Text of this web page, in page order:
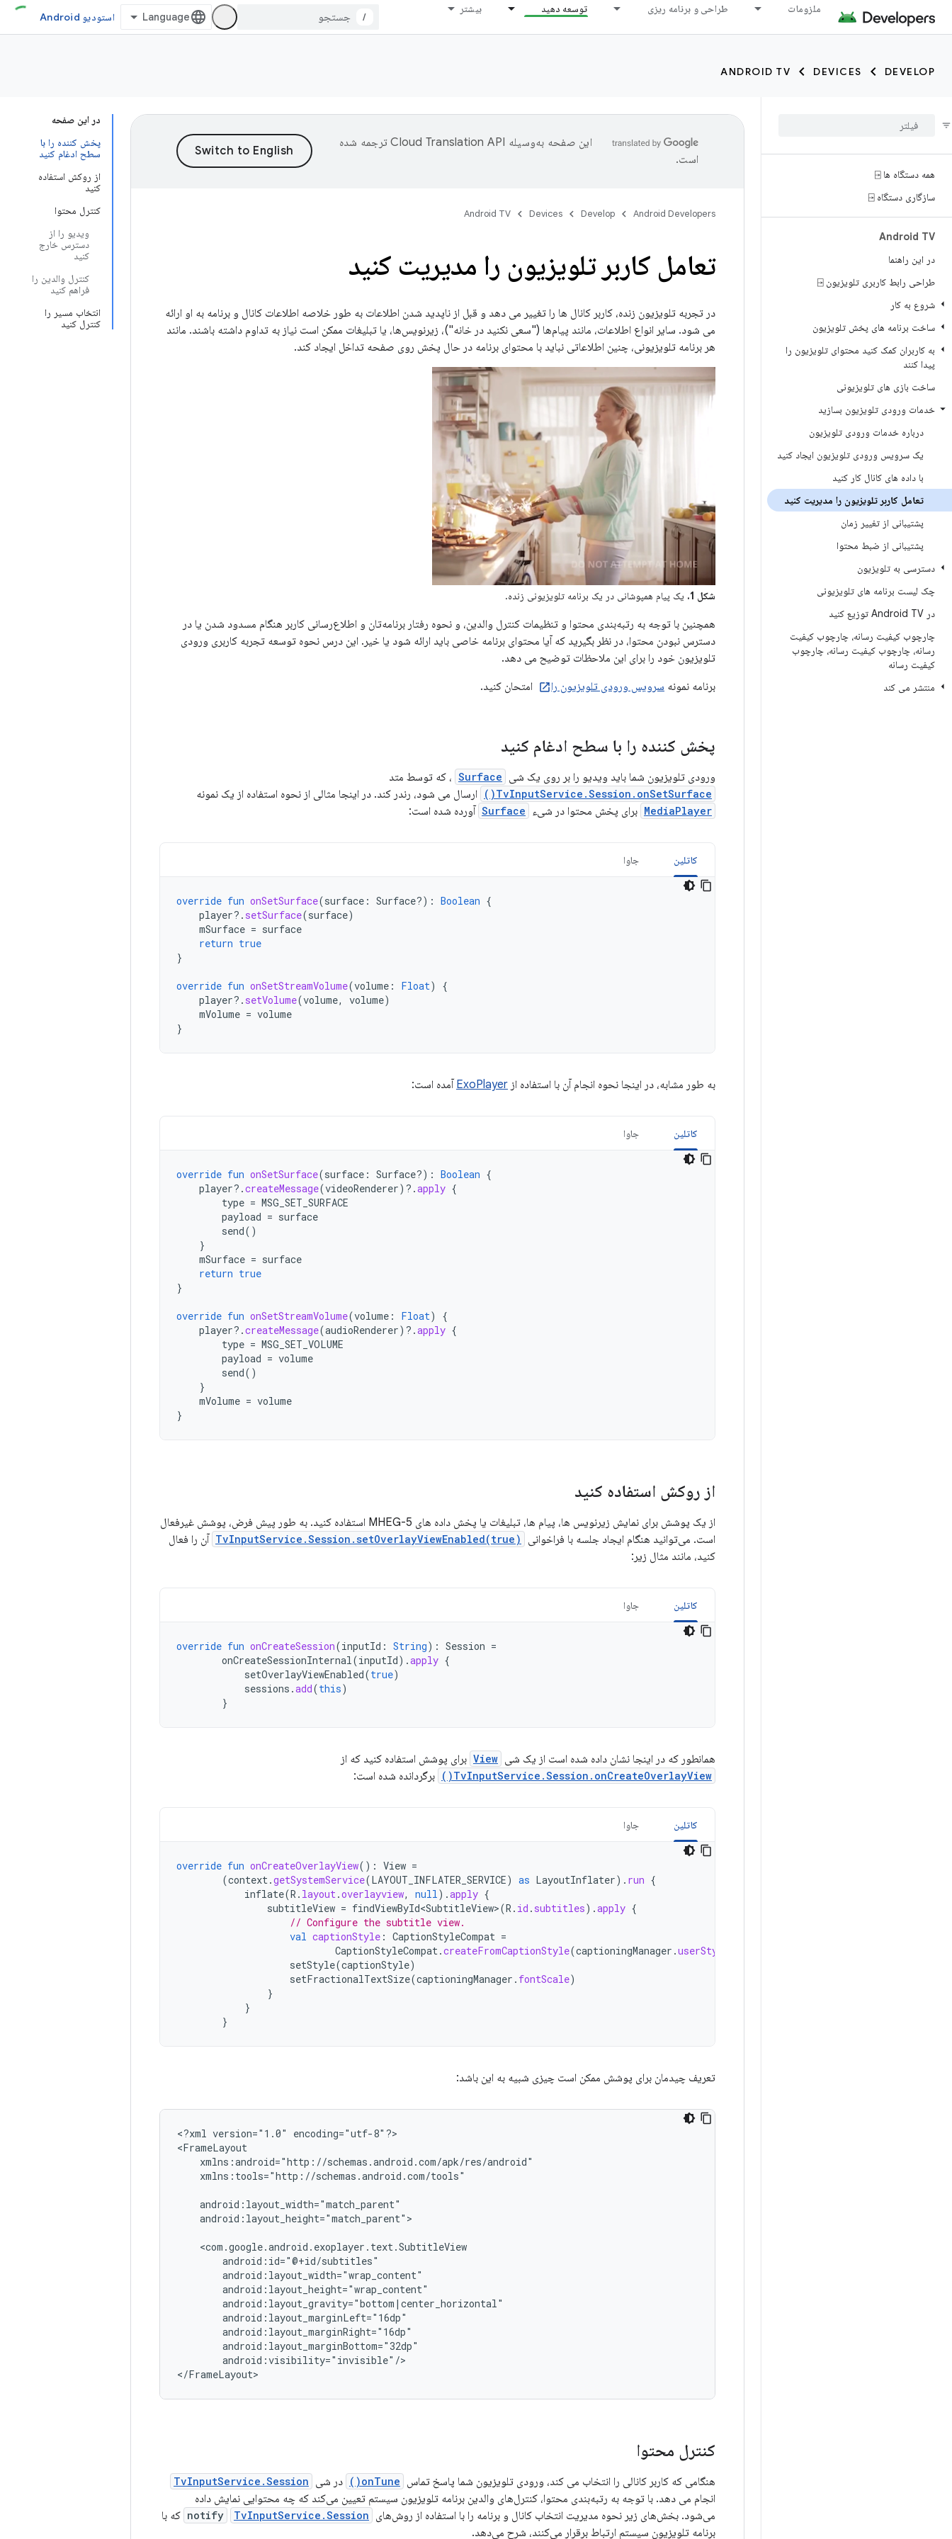
ملزومات طراحی و برنامه ریزی توسعه دهید بیشتر
/ استودیو Android
DEVELOP
DEVICES
ANDROID TV
همه دستگاه ها ⍈
سازگاری دستگاه ⍈
Android TV
در این راهنما
طراحی رابط کاربری تلویزیون ⍈
شروع به کار
ساخت برنامه های پخش تلویزیون
به کاربران کمک کنید محتوای تلویزیون را
پیدا کنند
ساخت بازی های تلویزیونی
خدمات ورودی تلویزیون بسازید
درباره خدمات ورودی تلویزیون
یک سرویس ورودی تلویزیون ایجاد کنید
با داده های کانال کار کنید
تعامل کاربر تلویزیون را مدیریت کنید
پشتیبانی از تغییر زمان
پشتیبانی از ضبط محتوا
دسترسی به تلویزیون
چک لیست برنامه های تلویزیونی
در Android TV توزیع کنید
چارچوب کیفیت رسانه، چارچوب کیفیت
رسانه، چارچوب کیفیت رسانه، چارچوب
کیفیت رسانه
منتشر می کند
در این صفحه
پخش کننده را با
سطح ادغام کنید
از روکش استفاده
کنید
کنترل محتوا
ویدیو را از
دسترس خارج
کنید
کنترل والدین را
فراهم کنید
انتخاب مسیر را
کنترل کنید
این صفحه به‌وسیله
ترجمه شده
است.
Android Developers
Develop
Devices
Android TV
تعامل کاربر تلویزیون را مدیریت کنید
در تجربه تلویزیون زنده، کاربر کانال ها را تغییر می دهد و قبل از ناپدید شدن اطلاعات به طور خلاصه اطلاعات کانال و برنامه به او ارائه
می شود. سایر انواع اطلاعات، مانند پیام‌ها ("سعی نکنید در خانه")، زیرنویس‌ها، یا تبلیغات ممکن است نیاز به تداوم داشته باشند. مانند
هر برنامه تلویزیونی، چنین اطلاعاتی نباید با محتوای برنامه در حال پخش روی صفحه تداخل ایجاد کند.
شکل 1. یک پیام همپوشانی در یک برنامه تلویزیونی زنده.
همچنین با توجه به رتبه‌بندی محتوا و تنظیمات کنترل والدین، و نحوه رفتار برنامه‌تان و اطلاع‌رسانی کاربر هنگام مسدود شدن یا در
دسترس نبودن محتوا، در نظر بگیرید که آیا محتوای برنامه خاصی باید ارائه شود یا خیر. این درس نحوه توسعه تجربه کاربری ورودی
تلویزیون خود را برای این ملاحظات توضیح می دهد.
برنامه نمونه سرویس ورودی تلویزیون را امتحان کنید.
پخش کننده را با سطح ادغام کنید
ورودی تلویزیون شما باید ویدیو را بر روی یک شی Surface ، که توسط متد
TvInputService.Session.onSetSurface() ارسال می شود، رندر کند. در اینجا مثالی از نحوه استفاده از یک نمونه
MediaPlayer برای پخش محتوا در شیء Surface آورده شده است:
کاتلین جاوا
override fun onSetSurface(surface : Surface?) : Boolean {
player?. setSurface(surface)
mSurface = surface
return true
}
override fun onSetStreamVolume(volume : Float)
{
player?. setVolume(volume, volume)
mVolume = volume
}
به طور مشابه، در اینجا نحوه انجام آن با استفاده از ExoPlayer آمده است:
کاتلین جاوا
override fun onSetSurface(surface : Surface?) : Boolean {
player?.createMessage(videoRenderer) ?.apply {
type = MSG_SET_SURFACE
payload = surface
send()
}
mSurface = surface
return true
}
override fun onSetStreamVolume(volume : Float)
{
player?.createMessage(audioRenderer) ?.apply {
type = MSG_SET_VOLUME
payload = volume
send()
}
mVolume = volume
}
از روکش استفاده کنید
از یک پوشش برای نمایش زیرنویس ها، پیام ها، تبلیغات یا پخش داده های MHEG-5 استفاده کنید. به طور پیش فرض، پوشش غیرفعال
است. می‌توانید هنگام ایجاد جلسه با فراخوانی
TvInputService.Session.setOverlayViewEnabled(true) آن را فعال
کنید، مانند مثال زیر:
کاتلین جاوا
override fun onCreateSession(inputId : String): Session =
onCreateSessionInternal(inputId).apply {
setOverlayViewEnabled(true)
sessions .add(this)
}
همانطور که در اینجا نشان داده شده است از یک شی View برای پوشش استفاده کنید که از
TvInputService.Session.onCreateOverlayView() برگردانده شده است:
کاتلین جاوا
override fun onCreateOverlayView(): View =
(context.getSystemService(LAYOUT_INFLATER_SERVICE) as LayoutInflater). run {
inflate(R . layout.overlayview, null).apply {
subtitleView = findViewById<SubtitleView>(R . id . subtitles).apply {
// Configure the subtitle view.
val captionStyle : CaptionStyleCompat =
CaptionStyleCompat.createFromCaptionStyle(captioningManager .userStyle
setStyle(captionStyle)
setFractionalTextSize(captioningManager . fontScale)
}
}
}
تعریف چیدمان برای پوشش ممکن است چیزی شبیه به این باشد:
<?xml version="1.0"
encoding="utf-8"?>
xmlns:tools="http://schemas.android.com/tools"
android:layout_height="match_parent">
android:visibility="invisible"/>
</FrameLayout>
کنترل محتوا
هنگامی که کاربر کانالی را انتخاب می کند، ورودی تلویزیون شما پاسخ تماس onTune() در شی TvInputService.Session
انجام می دهد. با توجه به رتبه‌بندی محتوا، کنترل‌های والدین برنامه تلویزیون سیستم تعیین می‌کند که چه محتوایی نمایش داده
می‌شود. بخش‌های زیر نحوه مدیریت انتخاب کانال و برنامه را با استفاده از روش‌های
notify TvInputService.Session
که با
برنامه تلویزیون سیستم ارتباط برقرار می‌کنند، شرح می‌دهد.